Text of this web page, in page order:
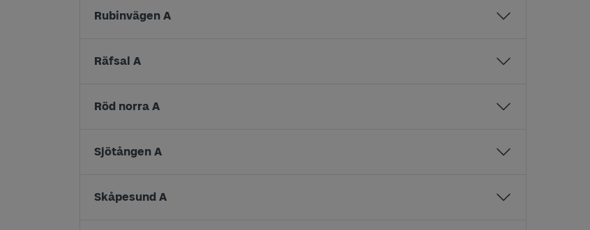
Rubinvägen A
Räfsal A
Röd norra A
Sjötången A
Skåpesund A